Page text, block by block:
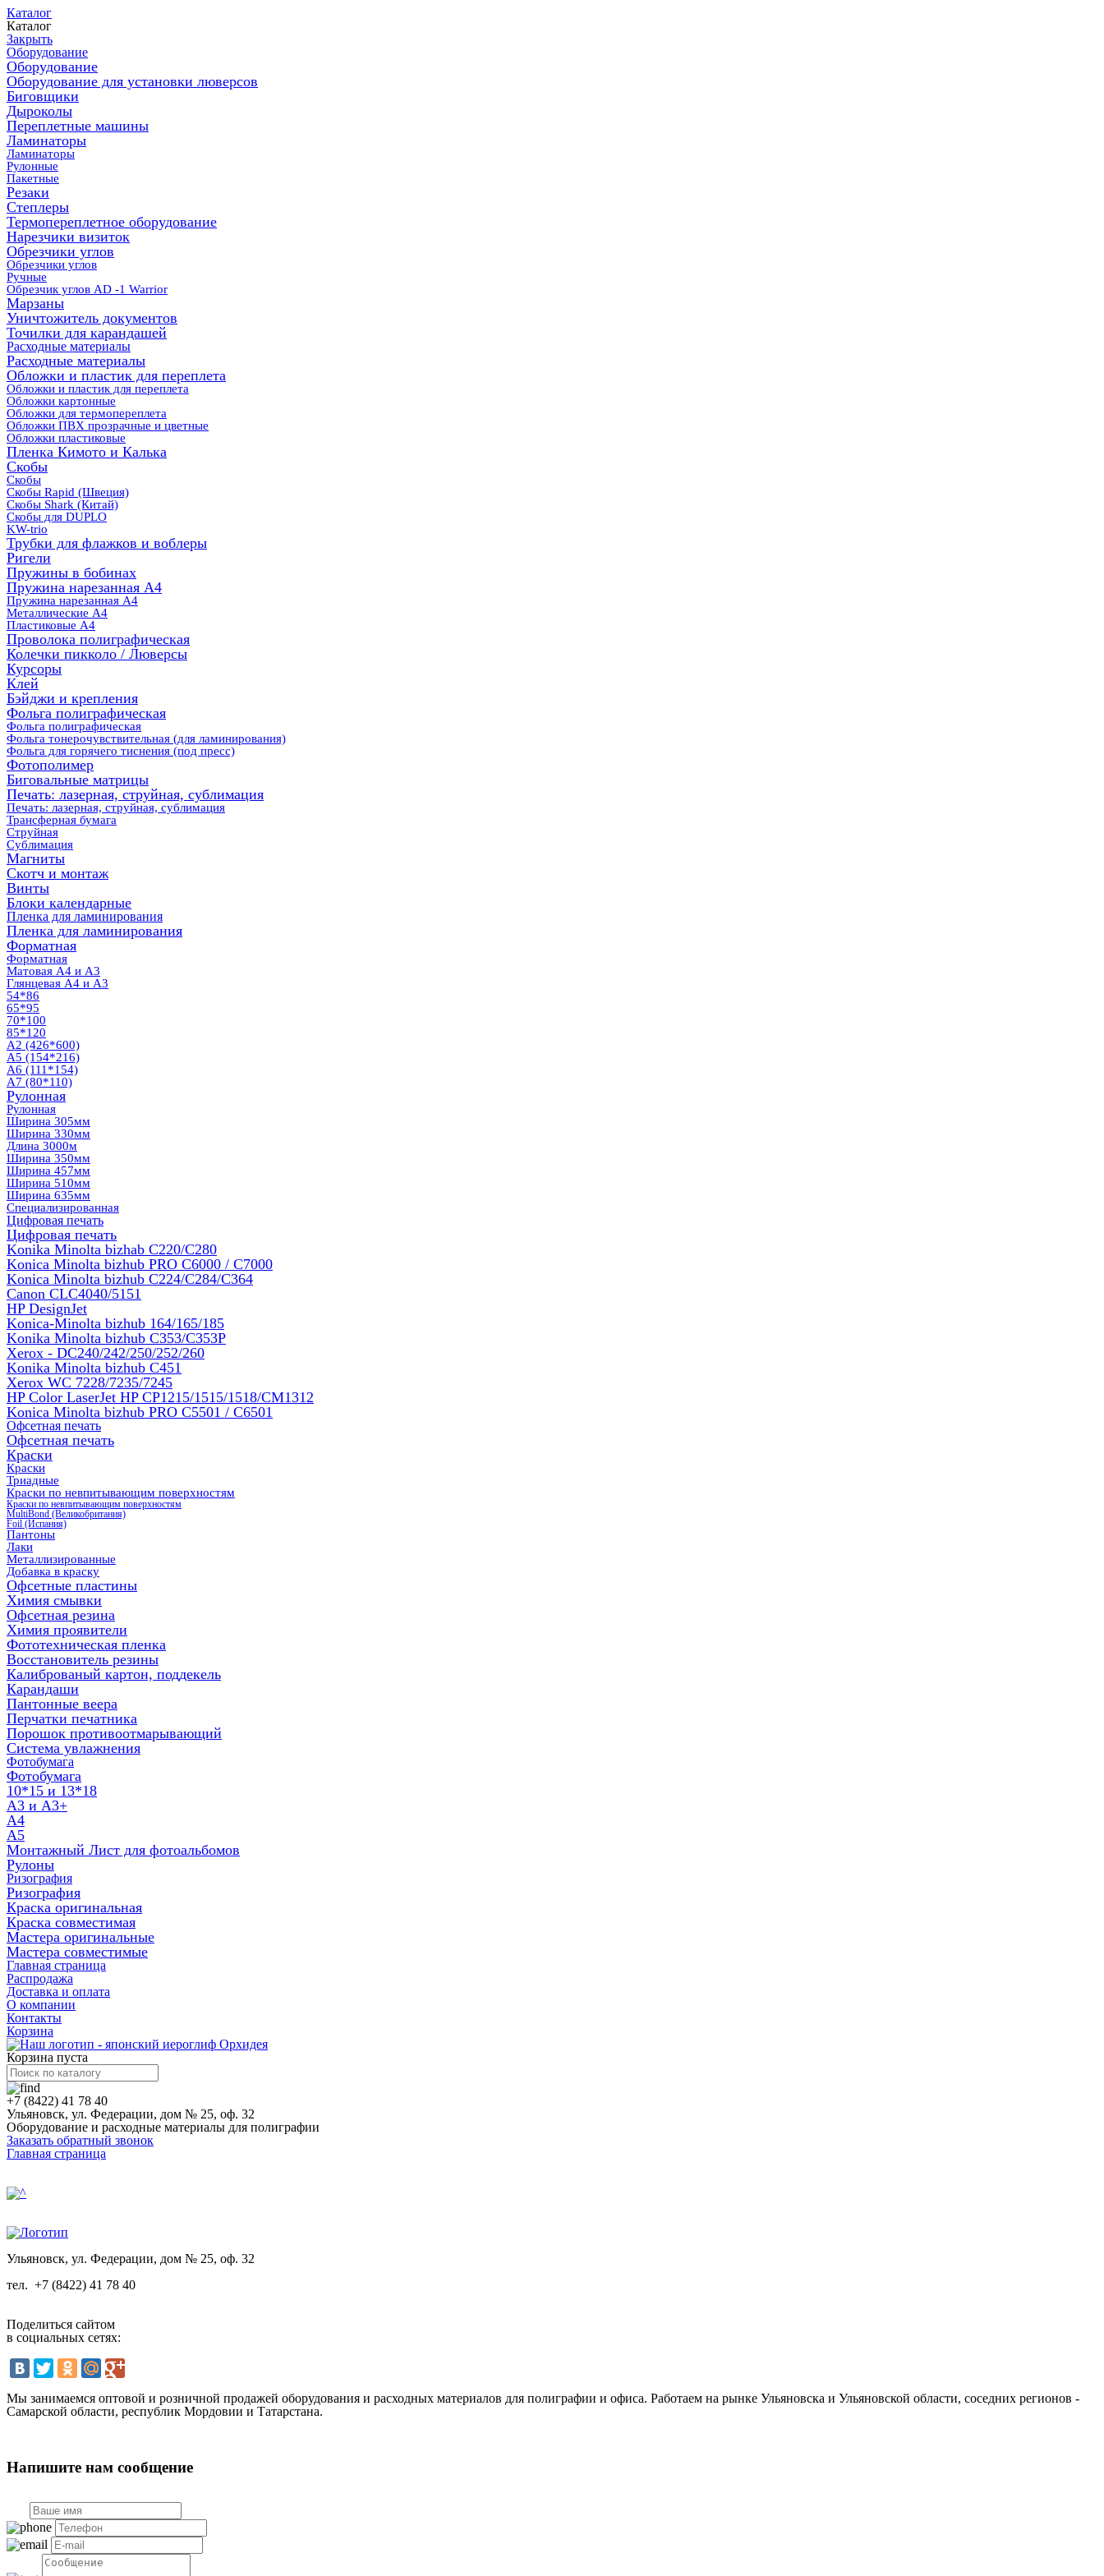
Каталог
Каталог
Закрыть
Оборудование
Оборудование
Оборудование для установки люверсов
Биговщики
Дыроколы
Переплетные машины
Ламинаторы
Ламинаторы
Рулонные
Пакетные
Резаки
Степлеры
Термопереплетное оборудование
Нарезчики визиток
Обрезчики углов
Обрезчики углов
Ручные
Обрезчик углов AD -1 Warrior
Марзаны
Уничтожитель документов
Точилки для карандашей
Расходные материалы
Расходные материалы
Обложки и пластик для переплета
Обложки и пластик для переплета
Обложки картонные
Обложки для термопереплета
Обложки ПВХ прозрачные и цветные
Обложки пластиковые
Пленка Кимото и Калька
Скобы
Скобы
Скобы Rapid (Швеция)
Скобы Shark (Китай)
Скобы для DUPLO
KW-trio
Трубки для флажков и воблеры
Ригели
Пружины в бобинах
Пружина нарезанная А4
Пружина нарезанная А4
Металлические А4
Пластиковые А4
Проволока полиграфическая
Колечки пикколо / Люверсы
Курсоры
Клей
Бэйджи и крепления
Фольга полиграфическая
Фольга полиграфическая
Фольга тонерочувствительная (для ламинирования)
Фольга для горячего тиснения (под пресс)
Фотополимер
Биговальные матрицы
Печать: лазерная, струйная, сублимация
Печать: лазерная, струйная, сублимация
Трансферная бумага
Струйная
Сублимация
Магниты
Скотч и монтаж
Винты
Блоки календарные
Пленка для ламинирования
Пленка для ламинирования
Форматная
Форматная
Матовая А4 и А3
Глянцевая А4 и А3
54*86
65*95
70*100
85*120
А2 (426*600)
А5 (154*216)
А6 (111*154)
А7 (80*110)
Рулонная
Рулонная
Ширина 305мм
Ширина 330мм
Длина 3000м
Ширина 350мм
Ширина 457мм
Ширина 510мм
Ширина 635мм
Специализированная
Цифровая печать
Цифровая печать
Konika Minolta bizhab C220/C280
Konica Minolta bizhub PRO C6000 / C7000
Konica Minolta bizhub С224/С284/С364
Canon CLC4040/5151
HP DesignJet
Konica-Minolta bizhub 164/165/185
Konika Minolta bizhub C353/C353Р
Xerox - DC240/242/250/252/260
Konika Minolta bizhub C451
Xerox WC 7228/7235/7245
HP Color LaserJet HP CP1215/1515/1518/CM1312
Konica Minolta bizhub PRO С5501 / С6501
Офсетная печать
Офсетная печать
Краски
Краски
Триадные
Краски по невпитывающим поверхностям
Краски по невпитывающим поверхностям
MultiBond (Великобритания)
Foil (Испания)
Пантоны
Лаки
Металлизированные
Добавка в краску
Офсетные пластины
Химия смывки
Офсетная резина
Химия проявители
Фототехническая пленка
Восстановитель резины
Калиброваный картон, поддекель
Карандаши
Пантонные веера
Перчатки печатника
Порошок противоотмарывающий
Система увлажнения
Фотобумага
Фотобумага
10*15 и 13*18
A3 и А3+
А4
А5
Монтажный Лист для фотоальбомов
Рулоны
Ризография
Ризография
Краска оригинальная
Краска совместимая
Мастера оригинальные
Мастера совместимые
Главная страница
Распродажа
Доставка и оплата
О компании
Контакты
Корзина
Корзина пуста
+7 (8422) 41 78 40
Ульяновск, ул. Федерации, дом № 25, оф. 32
Оборудование и расходные материалы для полиграфии
Заказать обратный звонок
Главная страница
Ульяновск, ул. Федерации, дом № 25, оф. 32
тел. +7 (8422) 41 78 40
Поделиться сайтом
в социальных сетях:
Мы занимаемся оптовой и розничной продажей оборудования и расходных материалов для полиграфии и офиса. Работаем на рынке Ульяновска и Ульяновской области, соседних регионов -
Самарской области, республик Мордовии и Татарстана.
Напишите нам сообщение